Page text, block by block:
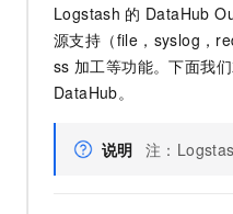
Logstash 的 DataHub
源支持（file，syslog，
ss 加工等功能。下面我
DataHub。
说明 注：